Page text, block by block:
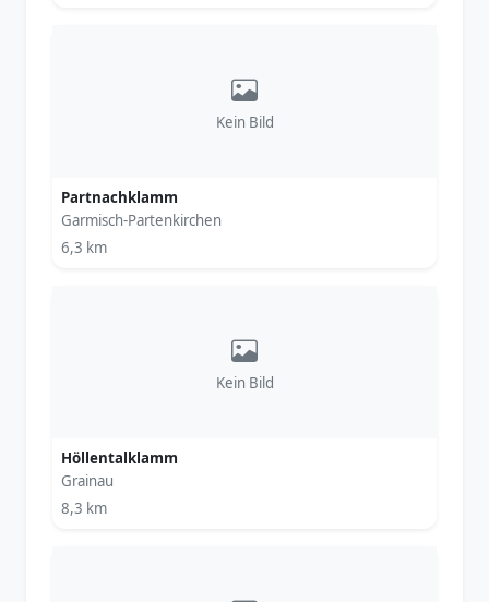
Kein Bild
Partnachklamm
Garmisch-Partenkirchen
6,3 km
Kein Bild
Höllentalklamm
Grainau
8,3 km